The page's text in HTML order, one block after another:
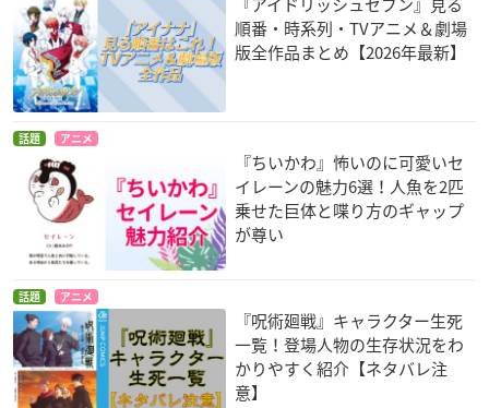
順番・時系列・TVアニメ＆劇場
版全作品まとめ【2026年最新】
話題 アニメ
『ちいかわ』怖いのに可愛いセ
イレーンの魅力6選！人魚を2匹
乗せた巨体と喋り方のギャップ
が尊い
話題 アニメ
『呪術廻戦』キャラクター生死
一覧！登場人物の生存状況をわ
かりやすく紹介【ネタバレ注
意】